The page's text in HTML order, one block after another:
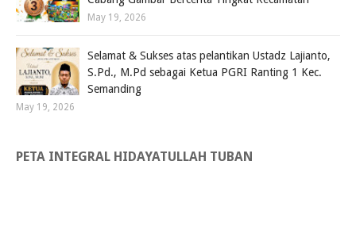
May 19, 2026
Selamat & Sukses atas pelantikan Ustadz Lajianto,
S.Pd., M.Pd sebagai Ketua PGRI Ranting 1 Kec.
Semanding
May 19, 2026
PETA INTEGRAL HIDAYATULLAH TUBAN